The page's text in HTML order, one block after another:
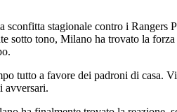
stagionale contro i Rangers
sotto tono, Milano ha trovato la
tutto a favore dei padroni di casa.
avversari.